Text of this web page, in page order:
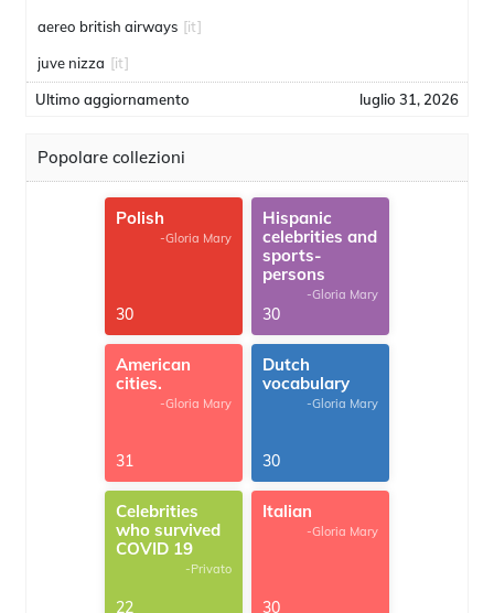
aereo british airways [it]
juve nizza [it]
Ultimo aggiornamento luglio 31, 2026
Popolare collezioni
Polish
-Gloria Mary
30
Hispanic
celebrities and
sports-
persons
-Gloria Mary
30
American
cities.
-Gloria Mary
31
Dutch
vocabulary
-Gloria Mary
30
Celebrities
who survived
COVID 19
-Privato
22
Italian
-Gloria Mary
30